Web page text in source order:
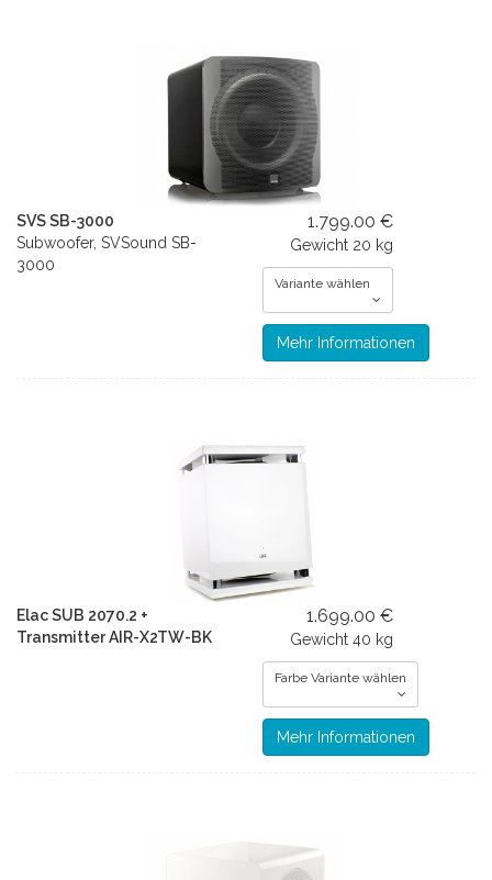
SVS SB-3000
Subwoofer, SVSound SB-
3000
1.799.00 €
Gewicht 20 kg
Variante wählen
Mehr Informationen
Elac SUB 2070.2 +
Transmitter AIR-X2TW-BK
1.699.00 €
Gewicht 40 kg
Farbe Variante wählen
Mehr Informationen